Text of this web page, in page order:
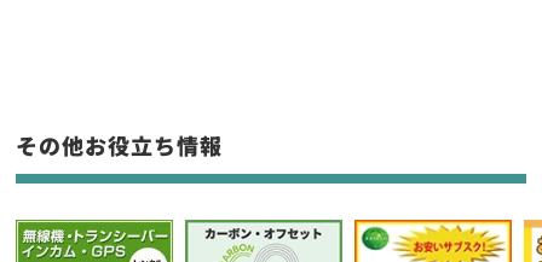
フリーワード入力(製品名等)
選択条件をリセット
その他お役立ち情報